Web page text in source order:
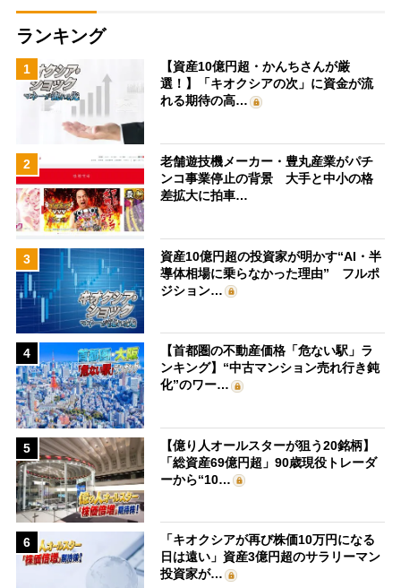
ランキング
1
【資産10億円超・かんちさんが厳
選！】「キオクシアの次」に資金が流
れる期待の高…
2
老舗遊技機メーカー・豊丸産業がパチ
ンコ事業停止の背景 大手と中小の格
差拡大に拍車…
3
資産10億円超の投資家が明かす“AI・半
導体相場に乗らなかった理由” フルポ
ジション…
4
【首都圏の不動産価格「危ない駅」ラ
ンキング】“中古マンション売れ行き鈍
化”のワー…
5
【億り人オールスターが狙う20銘柄】
「総資産69億円超」90歳現役トレーダ
ーから“10…
6
「キオクシアが再び株価10万円になる
日は遠い」資産3億円超のサラリーマン
投資家が…